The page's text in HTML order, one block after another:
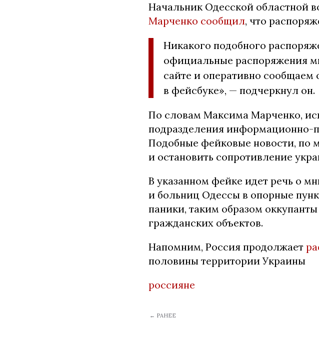
Начальник Одесской областной
Марченко сообщил, что
Никакого подобного
официальные распоряжения
сайте и оперативно
в фейсбуке», — подчеркнул он.
По словам Максима Марченко,
подразделения информационно-
Подобные фейковые новости, по
и остановить сопротивление
В указанном фейке идет речь о
и больниц Одессы в опорные
паники, таким образом
гражданских объектов.
Напомним, Россия продолжает
половины территории Украины
россияне
← РАНЕЕ